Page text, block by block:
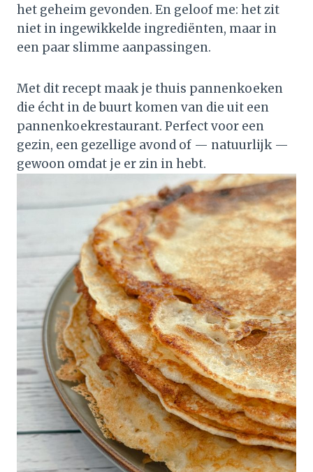
het geheim gevonden. En geloof me: het zit
niet in ingewikkelde ingrediënten, maar in
een paar slimme aanpassingen.
Met dit recept maak je thuis pannenkoeken
die écht in de buurt komen van die uit een
pannenkoekrestaurant. Perfect voor een
gezin, een gezellige avond of — natuurlijk —
gewoon omdat je er zin in hebt.